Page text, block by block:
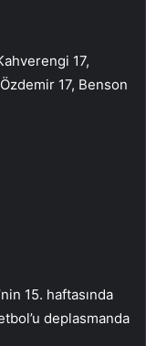
17,
17, Benson
15. haftasında
deplasmanda